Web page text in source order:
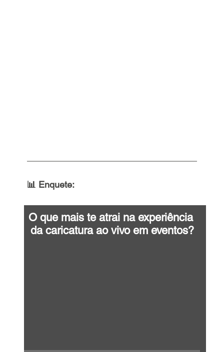
📊 Enquete:
O que mais te atrai na experiência
da caricatura ao vivo em eventos?